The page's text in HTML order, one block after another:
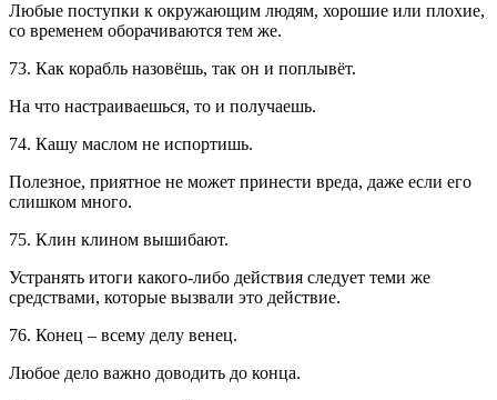
Любые поступки к окружающим людям, хорошие или плохие,
со временем оборачиваются тем же.
73. Как корабль назовёшь, так он и поплывёт.
На что настраиваешься, то и получаешь.
74. Кашу маслом не испортишь.
Полезное, приятное не может принести вреда, даже если его
слишком много.
75. Клин клином вышибают.
Устранять итоги какого-либо действия следует теми же
средствами, которые вызвали это действие.
76. Конец – всему делу венец.
Любое дело важно доводить до конца.